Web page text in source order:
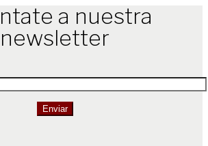
a nuestra
newsletter